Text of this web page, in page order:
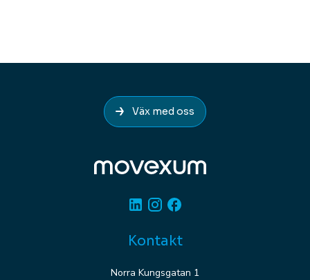
Väx med oss
LinkedinInstagram
Kontakt
Norra Kungsgatan 1